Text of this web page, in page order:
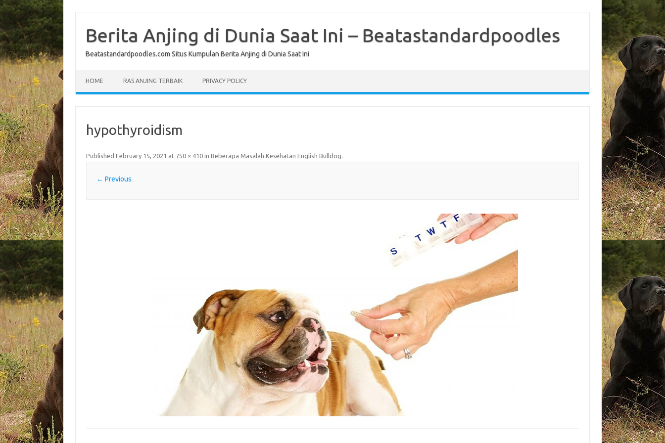
contentBerita Anjing di Dunia Saat Ini – Beatastandardpoodles
Beatastandardpoodles.com Situs Kumpulan Berita Anjing di Dunia Saat Ini
HOME RAS ANJING TERBAIK PRIVACY POLICY
hypothyroidism
Published February 15, 2021 at 750 × 410in Beberapa Masalah Kesehatan English Bulldog.
← Previous